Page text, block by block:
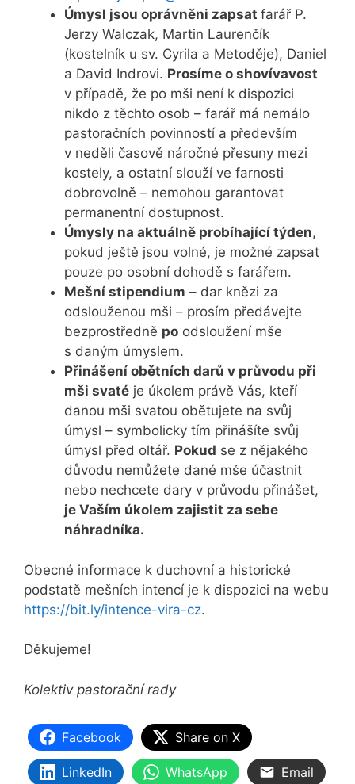
Úmysl jsou oprávněni zapsat farář P.
Jerzy Walczak, Martin Laurenčík
(kostelník u sv. Cyrila a Metoděje), Daniel
a David Indrovi. Prosíme o shovívavost
v případě, že po mši není k dispozici
nikdo z těchto osob – farář má nemálo
pastoračních povinností a především
v neděli časově náročné přesuny mezi
kostely, a ostatní slouží ve farnosti
dobrovolně – nemohou garantovat
permanentní dostupnost.
Úmysly na aktuálně probíhající týden,
pokud ještě jsou volné, je možné zapsat
pouze po osobní dohodě s farářem.
Mešní stipendium – dar knězi za
odslouženou mši – prosím předávejte
bezprostředně po odsloužení mše
s daným úmyslem.
Přinášení obětních darů v průvodu při
mši svaté je úkolem právě Vás, kteří
danou mši svatou obětujete na svůj
úmysl – symbolicky tím přinášíte svůj
úmysl před oltář. Pokud se z nějakého
důvodu nemůžete dané mše účastnit
nebo nechcete dary v průvodu přinášet,
je Vaším úkolem zajistit za sebe
náhradníka.
Obecné informace k duchovní a historické
podstatě mešních intencí je k dispozici na webu
https://bit.ly/intence-vira-cz.
Děkujeme!
Kolektiv pastorační rady
Facebook Share on X
LinkedIn WhatsApp Email